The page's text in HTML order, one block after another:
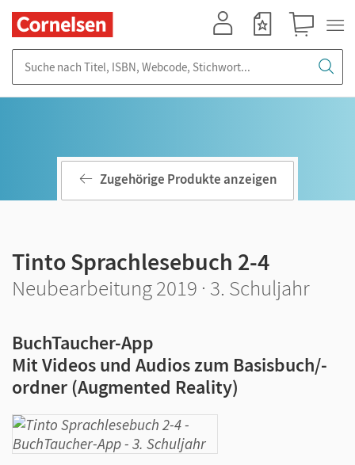
Zugehörige Produkte anzeigen
Tinto Sprachlesebuch 2-4
Neubearbeitung 2019 · 3. Schuljahr
BuchTaucher-App
Mit Videos und Audios zum Basisbuch/-
ordner (Augmented Reality)